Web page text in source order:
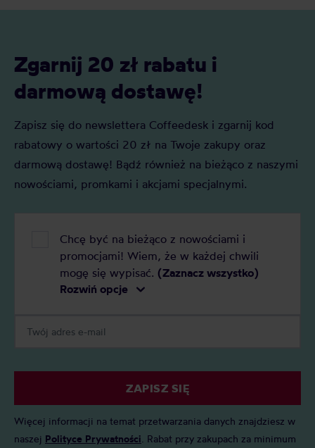
Zgarnij 20 zł rabatu i
darmową dostawę!
Zapisz się do newslettera Coffeedesk i zgarnij kod
rabatowy o wartości 20 zł na Twoje zakupy oraz
darmową dostawę! Bądź również na bieżąco z naszymi
nowościami, promkami i akcjami specjalnymi.
Chcę być na bieżąco z nowościami i
promocjami! Wiem, że w każdej chwili
mogę się wypisać. (Zaznacz wszystko)
Rozwiń opcje
ZAPISZ SIĘ
Więcej informacji na temat przetwarzania danych znajdziesz w
naszej Polityce Prywatności . Rabat przy zakupach za minimum